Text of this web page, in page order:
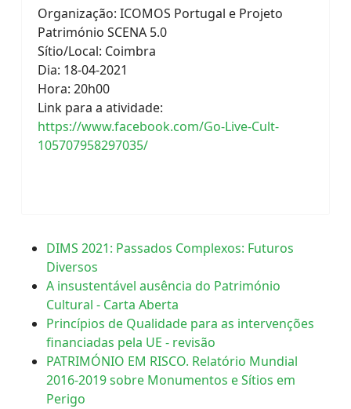
Organização: ICOMOS Portugal e Projeto
Património SCENA 5.0
Sítio/Local: Coimbra
Dia: 18-04-2021
Hora: 20h00
Link para a atividade:
https://www.facebook.com/Go-Live-Cult-
105707958297035/
DIMS 2021: Passados Complexos: Futuros
Diversos
A insustentável ausência do Património
Cultural - Carta Aberta
Princípios de Qualidade para as intervenções
financiadas pela UE - revisão
PATRIMÓNIO EM RISCO. Relatório Mundial
2016-2019 sobre Monumentos e Sítios em
Perigo